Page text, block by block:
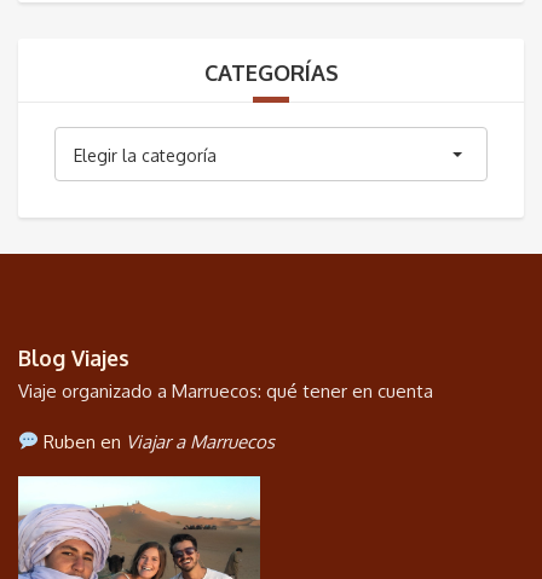
CATEGORÍAS
Elegir la categoría
Blog Viajes
Viaje organizado a Marruecos: qué tener en cuenta
Ruben en Viajar a Marruecos